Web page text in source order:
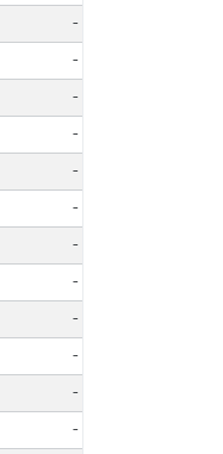
-
-
-
-
-
-
-
-
-
-
-
-